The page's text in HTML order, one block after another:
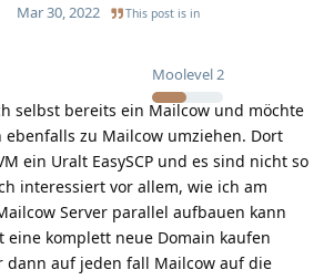
Moolevel2
Mar 30, 2022 This post is in
selbst bereits ein Mailcow und möchte
ebenfalls zu Mailcow umziehen. Dort
ein Uralt EasySCP und es sind nicht so
interessiert vor allem, wie ich am
Server parallel aufbauen kann
eine komplett neue Domain kaufen
dann auf jeden fall Mailcow auf die